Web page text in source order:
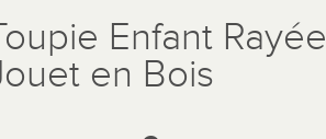
Enfant Rayée
en Bois